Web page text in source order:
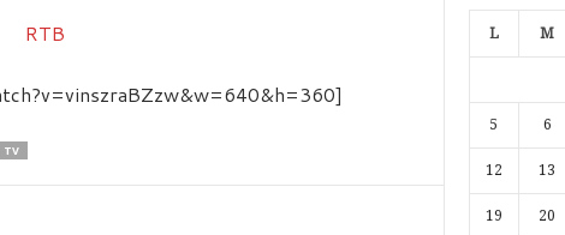
TV
L M
5 6
12 13
19 20